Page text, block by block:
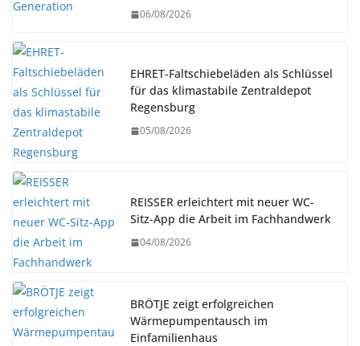
06/08/2026
EHRET-Faltschiebeläden als Schlüssel
für das klimastabile Zentraldepot
Regensburg
05/08/2026
REISSER erleichtert mit neuer WC-
Sitz-App die Arbeit im Fachhandwerk
04/08/2026
BRÖTJE zeigt erfolgreichen
Wärmepumpentausch im
Einfamilienhaus